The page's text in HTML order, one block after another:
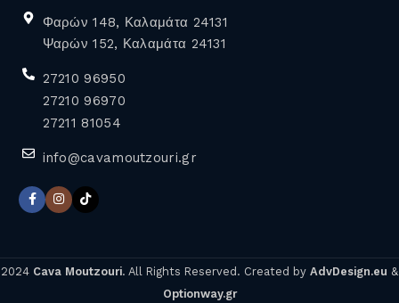
Φαρών 148, Καλαμάτα 24131
Ψαρών 152, Καλαμάτα 24131
27210 96950
27210 96970
27211 81054
info@cavamoutzouri.gr
2024 Cava Moutzouri. All Rights Reserved. Created by AdvDesign.eu &
Optionway.gr